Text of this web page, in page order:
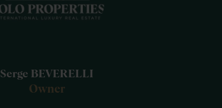
Serge BEVERELLI
Owner